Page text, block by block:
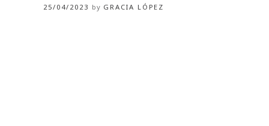
25/04/2023 by GRACIA LÓPEZ